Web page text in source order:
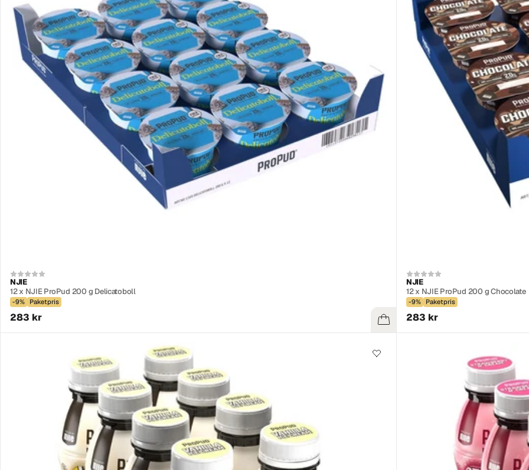
NJIE
12 x NJIE ProPud 200 g Delicatoboll
-9% Paketpris
283 kr
NJIE
12 x NJIE ProPud 200 g Chocolate
-9% Paketpris
283 kr